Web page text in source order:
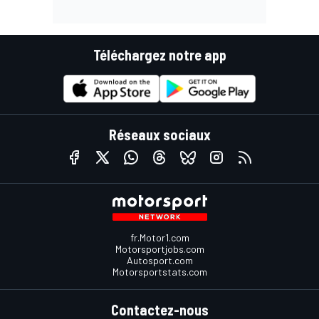
Téléchargez notre app
Réseaux sociaux
fr.Motor1.com
Motorsportjobs.com
Autosport.com
Motorsportstats.com
Contactez-nous